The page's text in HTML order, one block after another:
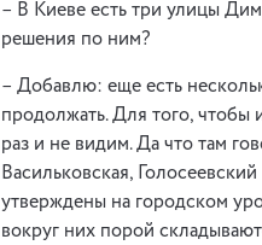
– В Киеве есть три улицы
решения по ним?
– Добавлю: еще есть
продолжать. Для того, чтобы
раз и не видим. Да что там
Васильковская,
утверждены на городском
вокруг них порой